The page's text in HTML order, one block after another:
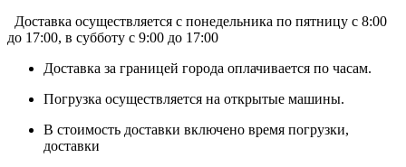
Доставка осуществляется c понедельника по пятницу с 8:00
до 17:00, в субботу с 9:00 до 17:00
Доставка за границей города оплачивается по часам.
Погрузка осуществляется на открытые машины.
В стоимость доставки включено время погрузки,
доставки